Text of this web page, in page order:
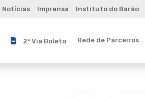
Notícias Imprensa Instituto do Barão
2ª Via Boleto Rede de Parceiros